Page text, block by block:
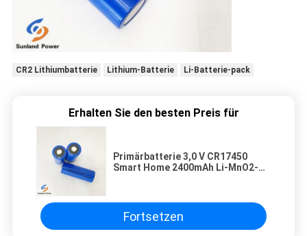
CR2 Lithiumbatterie Lithium-Batterie Li-Batterie-pack
Erhalten Sie den besten Preis für
Primärbatterie 3,0 V CR17450
Smart Home 2400mAh Li-MnO2-
Fortsetzen